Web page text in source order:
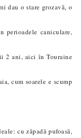
dau o stare grozavă, o
perioadele caniculare,
2 ani, aici în Touraine
cum soarele e scump
cu zăpadă pufoasă,